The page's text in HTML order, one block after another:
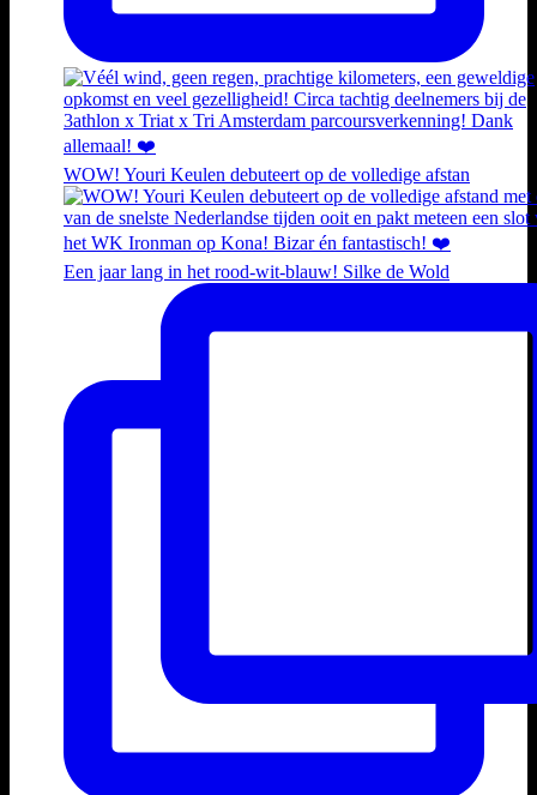
WOW! Youri Keulen debuteert op de volledige afstan
Een jaar lang in het rood-wit-blauw! Silke de Wold